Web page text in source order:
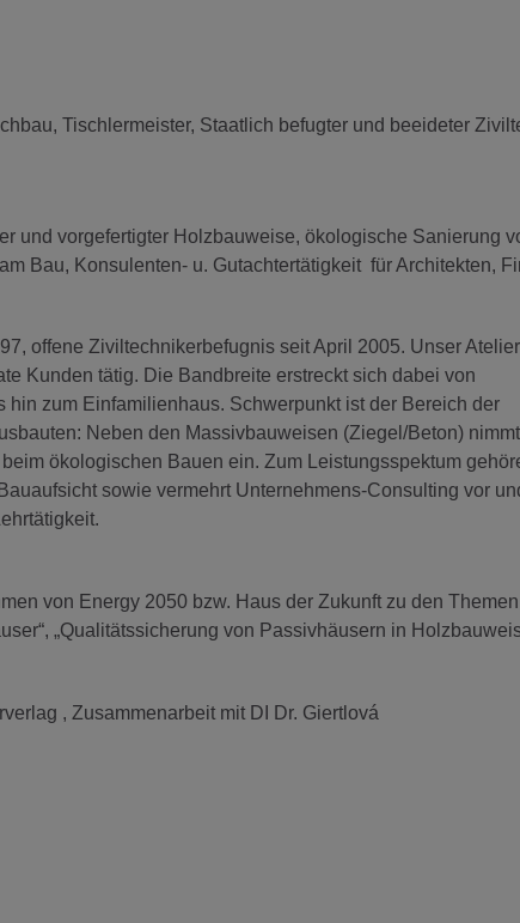
Tischlermeister, Staatlich befugter und beeideter
und vorgefertigter Holzbauweise, ökologische Sanierung
Bau, Konsulenten- u. Gutachtertätigkeit für Architekten,
offene Ziviltechnikerbefugnis seit April 2005. Unser
Kunden tätig. Die Bandbreite erstreckt sich dabei von
hin zum Einfamilienhaus. Schwerpunkt ist der Bereich der
Neben den Massivbauweisen (Ziegel/Beton)
ökologischen Bauen ein. Zum Leistungsspektum
sowie vermehrt Unternehmens-Consulting vor
von Energy 2050 bzw. Haus der Zukunft zu den Themen
„Qualitätssicherung von Passivhäusern in
, Zusammenarbeit mit DI Dr. Giertlová